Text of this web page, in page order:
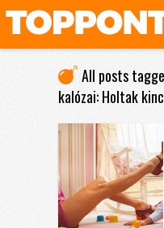
All posts
kalózai: Holtak